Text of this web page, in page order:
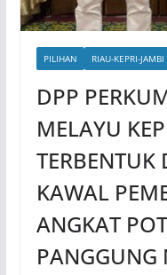
PILIHAN RIAU-KEPRI-JAMBI
DPP
MELAYU
KAWAL
ANGKAT
PANGGUNG